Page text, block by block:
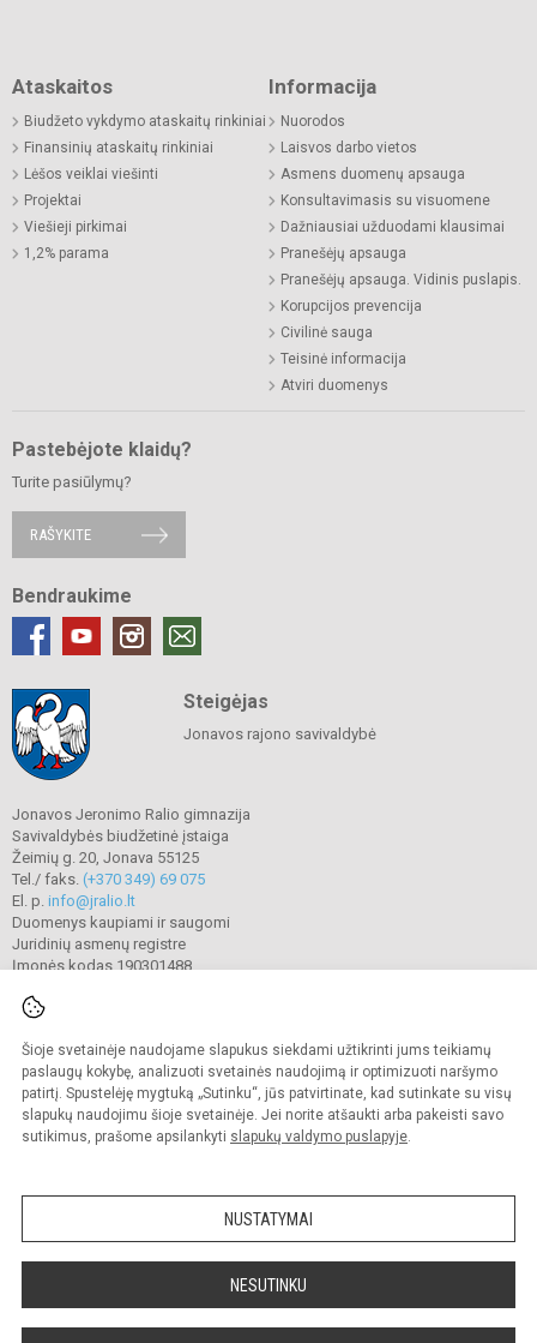
Šioje svetainėje naudojame slapukus siekdami užtikrinti jums teikiamų
paslaugų kokybę, analizuoti svetainės naudojimą ir optimizuoti naršymo
patirtį. Spustelėję mygtuką „Sutinku“, jūs patvirtinate, kad sutinkate su visų
slapukų naudojimu šioje svetainėje. Jei norite atšaukti arba pakeisti savo
sutikimus, prašome apsilankyti slapukų valdymo puslapyje.
NUSTATYMAI
NESUTINKU
Ataskaitos
Biudžeto vykdymo ataskaitų rinkiniai
Finansinių ataskaitų rinkiniai
Lėšos veiklai viešinti
Projektai
Viešieji pirkimai
1,2% parama
Informacija
Nuorodos
Laisvos darbo vietos
Asmens duomenų apsauga
Konsultavimasis su visuomene
Dažniausiai užduodami klausimai
Pranešėjų apsauga
Pranešėjų apsauga. Vidinis puslapis.
Korupcijos prevencija
Civilinė sauga
Teisinė informacija
Atviri duomenys
Pastebėjote klaidų?
Turite pasiūlymų?
RAŠYKITE
Bendraukime
Steigėjas
Jonavos rajono savivaldybė
Jonavos Jeronimo Ralio gimnazija
Savivaldybės biudžetinė įstaiga
Žeimių g. 20, Jonava 55125
Tel./ faks. (+370 349) 69 075
El. p. info@jralio.lt
Duomenys kaupiami ir saugomi
Juridinių asmenų registre
Įmonės kodas 190301488
© 2023. Jonavos Jeronimo Ralio gimnazija. Visos teisės saugomos.
Kopijuoti turinį be raštiško gimnazijos sutikimo griežtai draudžiama.
Prieinamumo paraiška Slapukų valdymas
Sumanus būdas atnaujinti